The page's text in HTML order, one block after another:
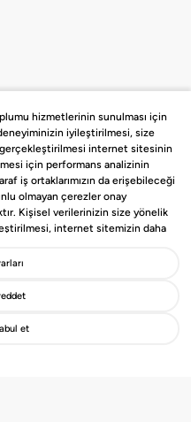
Çözüm Ortağı
misin?
hizmetlerinin sunulması için
iyileştirilmesi, size
internet sitesinin
için performans analizinin
iş ortaklarımızın da erişebileceği
olmayan çerezler onay
Kişisel verilerinizin size yönelik
internet sitemizin daha
sağlamak) amaçlarıyla
” ibaresini seçiniz. Bizim ve üçüncü
Aydınlatma ve KVKK
et